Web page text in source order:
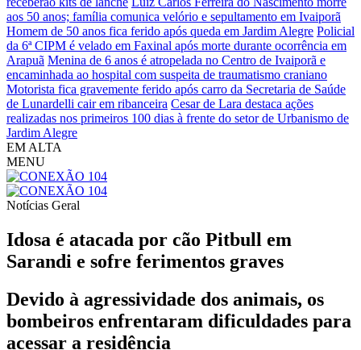
aos 50 anos; família comunica velório e sepultamento em Ivaiporã
Homem de 50 anos fica ferido após queda em Jardim Alegre Policial
da 6ª CIPM é velado em Faxinal após morte durante ocorrência em
Arapuã Menina de 6 anos é atropelada no Centro de Ivaiporã e
encaminhada ao hospital com suspeita de traumatismo craniano
Motorista fica gravemente ferido após carro da Secretaria de Saúde
de Lunardelli cair em ribanceira Cesar de Lara destaca ações
realizadas nos primeiros 100 dias à frente do setor de Urbanismo de
Jardim Alegre
EM ALTA
MENU
Notícias Geral
Idosa é atacada por cão Pitbull em
Sarandi e sofre ferimentos graves
Devido à agressividade dos animais, os
bombeiros enfrentaram dificuldades para
acessar a residência